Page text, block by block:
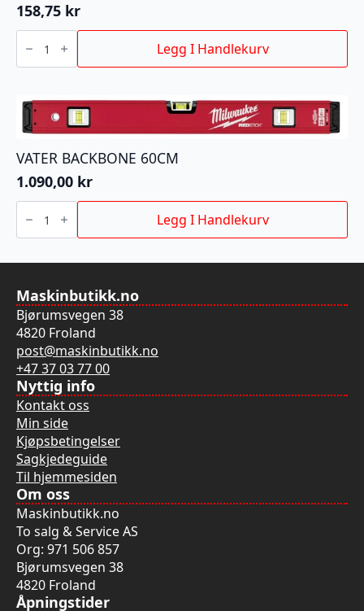
158,75 kr
STIKKSAGBLAD
T127D
75/3MM
5P
Legg I Handlekurv
VATER BACKBONE 60CM
1.090,00 kr
VATER
BACKBONE
antall
Legg I Handlekurv
Maskinbutikk.no
Bjørumsvegen 38
4820 Froland
post@maskinbutikk.no
+47 37 03 77 00
Nyttig info
Kontakt oss
Min side
Kjøpsbetingelser
Sagkjedeguide
Til hjemmesiden
Om oss
Maskinbutikk.no
To salg & Service AS
Org: 971 506 857
Bjørumsvegen 38
4820 Froland
Åpningstider